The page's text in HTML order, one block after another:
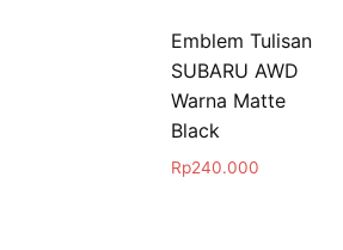
Emblem Tulisan
SUBARU AWD
Warna Matte
Black
Rp240.000